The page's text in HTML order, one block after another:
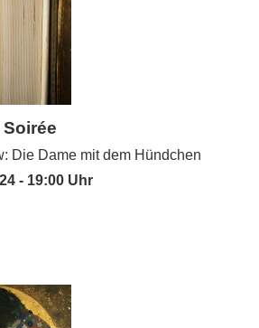
Die Dame mit dem Hündchen
- 19:00 Uhr